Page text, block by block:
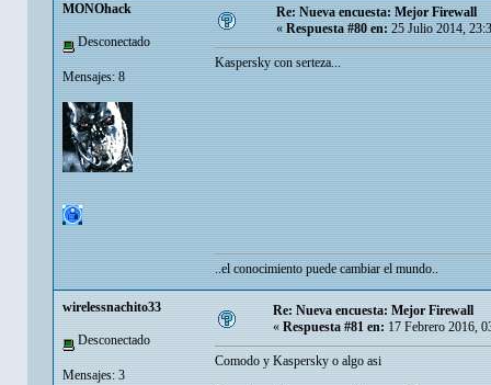
MONOhack
Desconectado
Mensajes: 8
Re: Nueva encuesta: Mejor Firewall
«Respuesta #80 en:25 Julio 2014,
Kaspersky con serteza...
..el conocimiento puede cambiar el mundo..
wirelessnachito33
Desconectado
Mensajes: 3
Re: Nueva encuesta: Mejor Firewall
« Respuesta #81 en: 17 Febrero 2016,
Comodo y Kaspersky o algo asi